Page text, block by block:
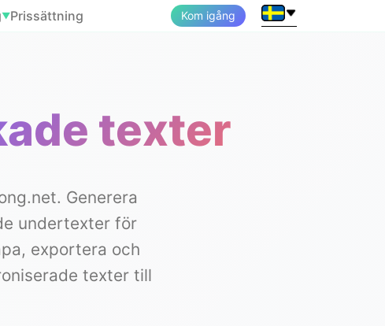
▼Prissättning Kom igång
texter
Generera
undertexter för
exportera och
texter till